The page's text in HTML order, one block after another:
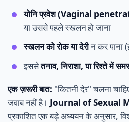
योनि प्रवेश (Vaginal
या उससे पहले स्खलन हो जाना
स्खलन को रोक या देरीन कर पाना
इससेतनाव, निराशा, या रिश्ते में
एक ज़रूरी बात: "कितनी देर" चलना
जवाब नहीं है। Journal of Sexual
प्रकाशित एक बड़े अध्ययन के अनुसार,